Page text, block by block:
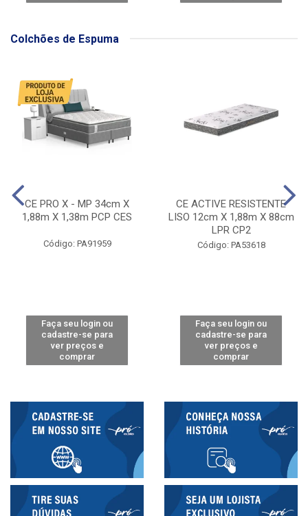
Colchões de Espuma
CE PRO X - MP 34cm X
1,88m X 1,38m PCP CES
Código: PA91959
Faça seu login ou
cadastre-se para
ver preços e
comprar
CE ACTIVE RESISTENTE
LISO 12cm X 1,88m X 88cm
LPR CP2
Código: PA53618
Faça seu login ou
cadastre-se para
ver preços e
comprar